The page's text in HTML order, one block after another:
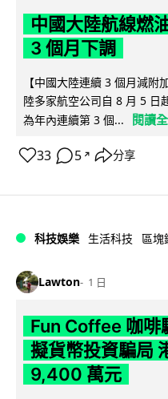
中國大陸航線燃
3 個月下調
【中國大陸連續 3 個月減
陸多家航空公司自 8 月 5 日
為年內連續第 3 個...
閱讀
33 5 ↗ 分享
科技娛樂 生活科技 區塊
Lawton 1 日
Fun Coffee 咖啡
擬貨幣投資騙局
9,400 萬元